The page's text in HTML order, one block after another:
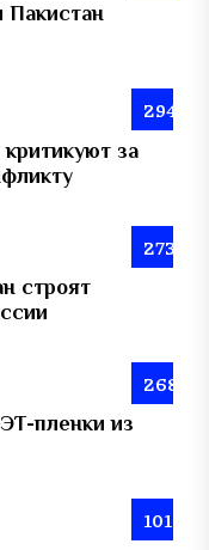
Пакистан
294
за
273
строят
268
пленки из
101